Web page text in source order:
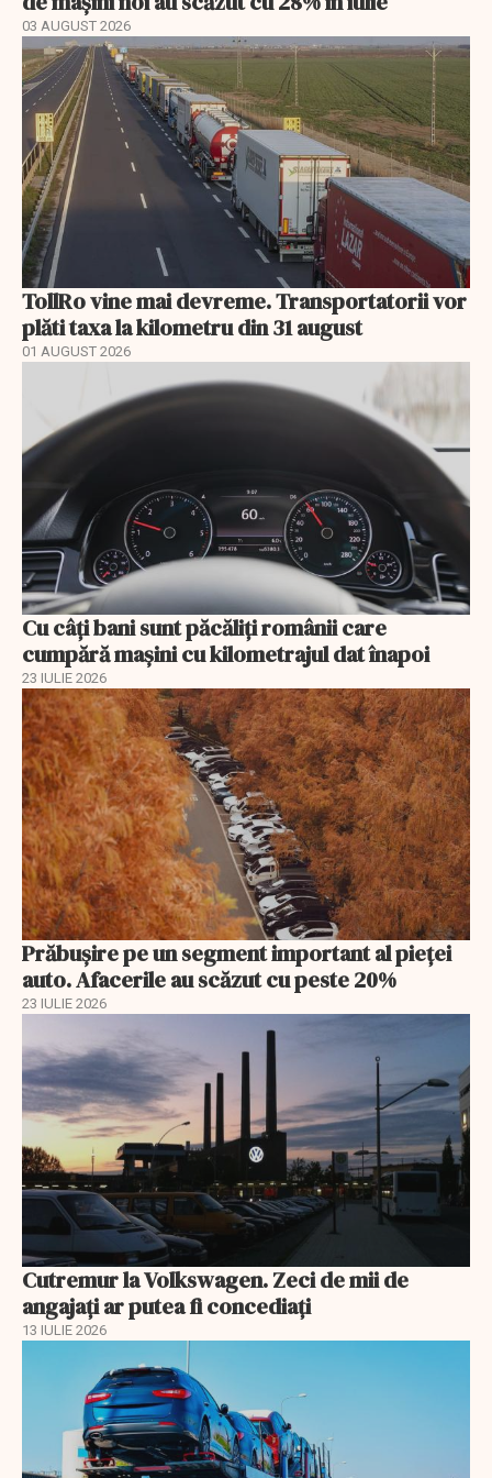
03 AUGUST 2026
TollRo vine mai devreme. Transportatorii vor
plăti taxa la kilometru din 31 august
01 AUGUST 2026
Cu câţi bani sunt păcăliţi românii care
cumpără maşini cu kilometrajul dat înapoi
23 IULIE 2026
Prăbușire pe un segment important al pieței
auto. Afacerile au scăzut cu peste 20%
23 IULIE 2026
Cutremur la Volkswagen. Zeci de mii de
angajați ar putea fi concediați
13 IULIE 2026